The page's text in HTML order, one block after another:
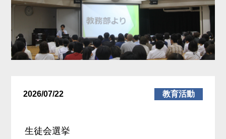
2026/07/22 教育活動
生徒会選挙